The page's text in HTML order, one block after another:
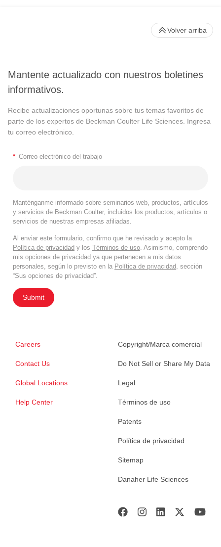
Mantente actualizado con nuestros boletines
informativos.
Recibe actualizaciones oportunas sobre tus temas favoritos de
parte de los expertos de Beckman Coulter Life Sciences. Ingresa
tu correo electrónico.
* Correo electrónico del trabajo
Manténganme informado sobre seminarios web, productos, artículos
y servicios de Beckman Coulter, incluidos los productos, artículos o
servicios de nuestras empresas afiliadas.
Al enviar este formulario, confirmo que he revisado y acepto la
Política de privacidad y los Términos de uso . Asimismo, comprendo
mis opciones de privacidad ya que pertenecen a mis datos
personales, según lo previsto en la Política de privacidad , sección
“Sus opciones de privacidad”.
Submit
Careers
Contact Us
Global Locations
Help Center
Copyright/Marca comercial
Do Not Sell or Share My Data
Legal
Términos de uso
Patents
Política de privacidad
Sitemap
Danaher Life Sciences
Volver arriba